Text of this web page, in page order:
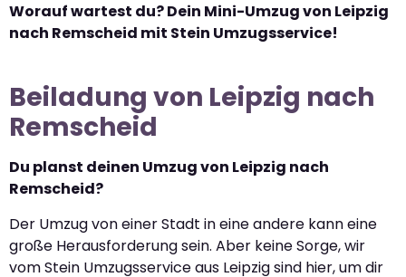
Worauf wartest du? Dein Mini-Umzug von Leipzig
nach Remscheid mit Stein Umzugsservice!
Beiladung von Leipzig nach
Remscheid
Du planst deinen Umzug von Leipzig nach
Remscheid?
Der Umzug von einer Stadt in eine andere kann eine
große Herausforderung sein. Aber keine Sorge, wir
vom Stein Umzugsservice aus Leipzig sind hier, um dir